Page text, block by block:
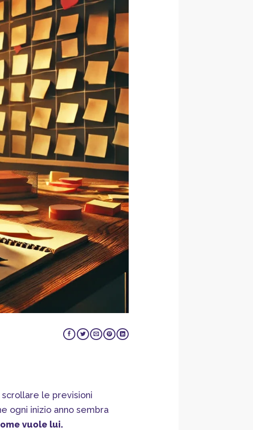
le previsioni
ogni inizio anno sembra
vuole lui.